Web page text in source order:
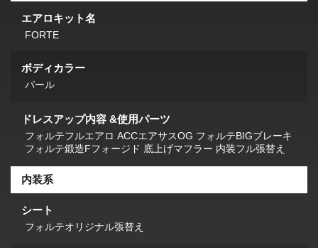
エアロキット名
FORTE
ボディカラー
パール
ドレスアップ内容 &使用パーツ
フォルテフルエアロ ACCエアサスOG フォルテBIGブレーキ
フォルテ鍛造Fフォージド 底上げマフラー 内装フル張替え
内装系
シート
フォルテオリジナル張替え